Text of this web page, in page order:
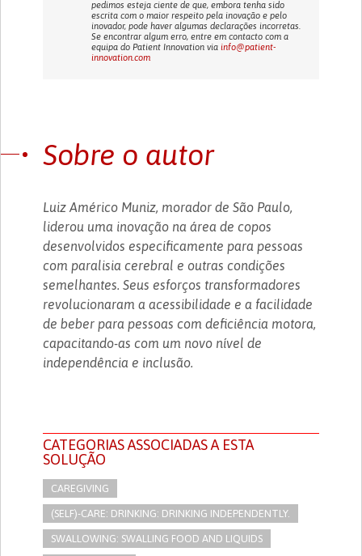
pedimos esteja ciente de que, embora tenha sido
escrita com o maior respeito pela inovação e pelo
inovador, pode haver algumas declarações incorretas.
Se encontrar algum erro, entre em contacto com a
equipa do Patient Innovation viainfo@patient-
innovation.com
Sobre o autor
Luiz Américo Muniz, morador de São Paulo,
liderou uma inovação na área de copos
desenvolvidos especificamente para pessoas
com paralisia cerebral e outras condições
semelhantes. Seus esforços transformadores
revolucionaram a acessibilidade e a facilidade
de beber para pessoas com deficiência motora,
capacitando-as com um novo nível de
independência e inclusão.
CATEGORIAS ASSOCIADAS A ESTA
SOLUÇÃO
CAREGIVING
(SELF)-CARE: DRINKING: DRINKING INDEPENDENTLY.
SWALLOWING: SWALLING FOOD AND LIQUIDS